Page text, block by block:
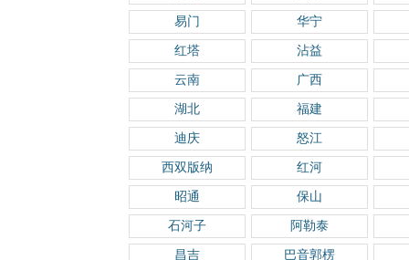
易门 华宁
红塔 沾益
云南 广西
湖北 福建
迪庆 怒江
西双版纳 红河
昭通 保山
石河子 阿勒泰
昌吉 巴音郭楞